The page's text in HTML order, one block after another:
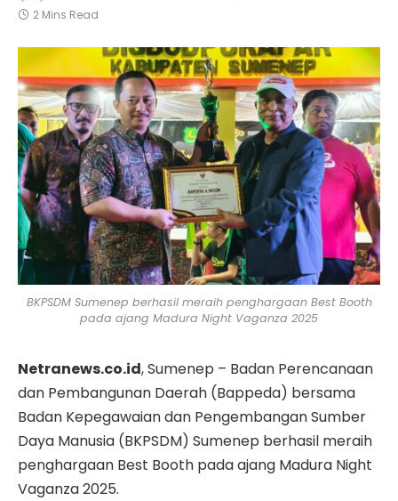
2 Mins Read
BKPSDM Sumenep berhasil meraih penghargaan Best Booth
pada ajang Madura Night Vaganza 2025
Netranews.co.id, Sumenep – Badan Perencanaan
dan Pembangunan Daerah (Bappeda) bersama
Badan Kepegawaian dan Pengembangan Sumber
Daya Manusia (BKPSDM) Sumenep berhasil meraih
penghargaan Best Booth pada ajang Madura Night
Vaganza 2025.